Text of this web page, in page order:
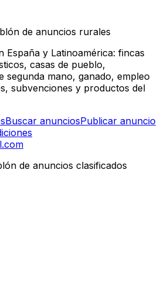
de anuncios rurales
España y Latinoamérica: fincas
casas de pueblo,
segunda mano, ganado, empleo
subvenciones y productos del
Buscar anunciosPublicar anuncio
de anuncios clasificados